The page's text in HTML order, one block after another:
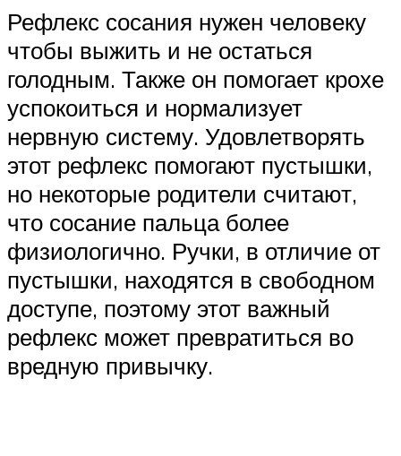
Рефлекс сосания нужен человеку
чтобы выжить и не остаться
голодным. Также он помогает крохе
успокоиться и нормализует
нервную систему. Удовлетворять
этот рефлекс помогают пустышки,
но некоторые родители считают,
что сосание пальца более
физиологично. Ручки, в отличие от
пустышки, находятся в свободном
доступе, поэтому этот важный
рефлекс может превратиться во
вредную привычку.